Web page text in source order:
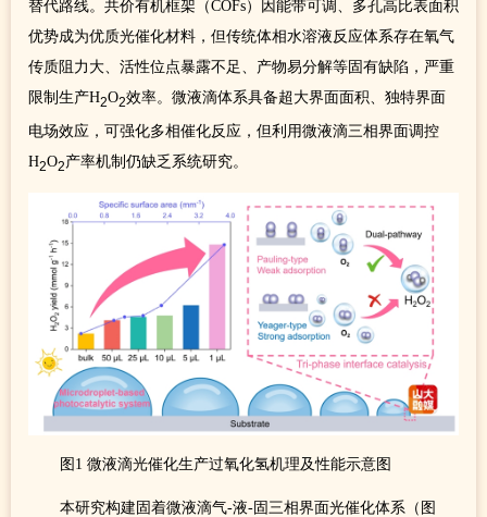
替代路线。共价有机框架（COFs）因能带可调、多孔高比表面积
优势成为优质光催化材料，但传统体相水溶液反应体系存在氧气
传质阻力大、活性位点暴露不足、产物易分解等固有缺陷，严重
限制生产H2O2效率。微液滴体系具备超大界面面积、独特界面
电场效应，可强化多相催化反应，但利用微液滴三相界面调控
H2O2产率机制仍缺乏系统研究。
图1 微液滴光催化生产过氧化氢机理及性能示意图
本研究构建固着微液滴气-液-固三相界面光催化体系（图